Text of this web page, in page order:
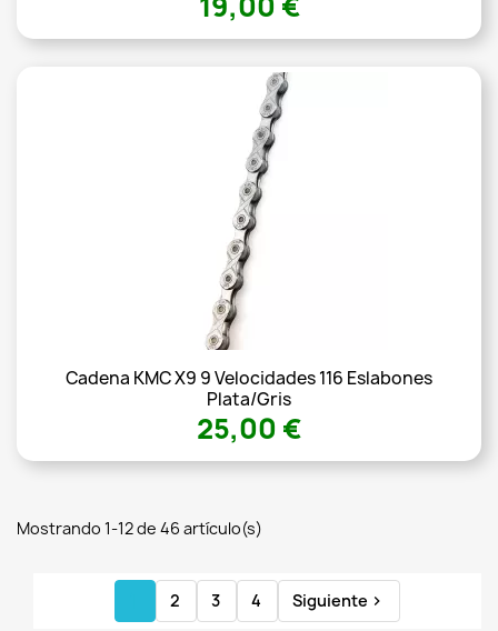
Cadena KMC X9 9 Velocidades 116 Eslabones
Plata/gris
25,00 €
Mostrando 1-12 de 46 artículo(s)
2 3 4 Siguiente 